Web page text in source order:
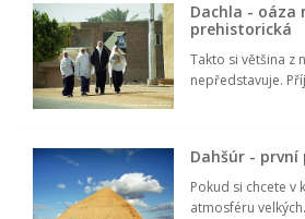
Dachla - oáza
prehistorická
Takto si většina z
nepředstavuje.
Dahšúr -
Pokud si chcete v
atmosféru